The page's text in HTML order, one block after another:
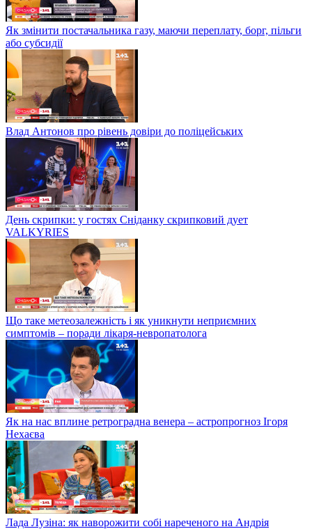
Як змінити постачальника газу, маючи переплату, борг, пільги
або субсидії
Влад Антонов про рівень довіри до поліцейських
День скрипки: у гостях Сніданку скрипковий дует
VALKYRIES
Що таке метеозалежність і як уникнути неприємних
симптомів – поради лікаря-невропатолога
Як на нас вплине ретроградна венера – астропрогноз Ігоря
Нехаєва
Лада Лузіна: як наворожити собі нареченого на Андрія